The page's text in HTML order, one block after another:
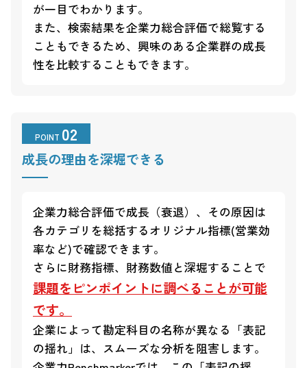
が一目でわかります。
また、検索結果を企業力総合評価で総覧する
こともできるため、興味のある企業群の成長
性を比較することもできます。
POINT 02
成長の理由を深堀できる
企業力総合評価で成長（衰退）、その原因は
各カテゴリを総括するオリジナル指標(営業効
率など)で確認できます。
さらに財務指標、財務数値と深堀することで
課題をピンポイントに調べることが可能
です。
企業によって勘定科目の名称が異なる「表記
の揺れ」は、スムーズな分析を阻害します。